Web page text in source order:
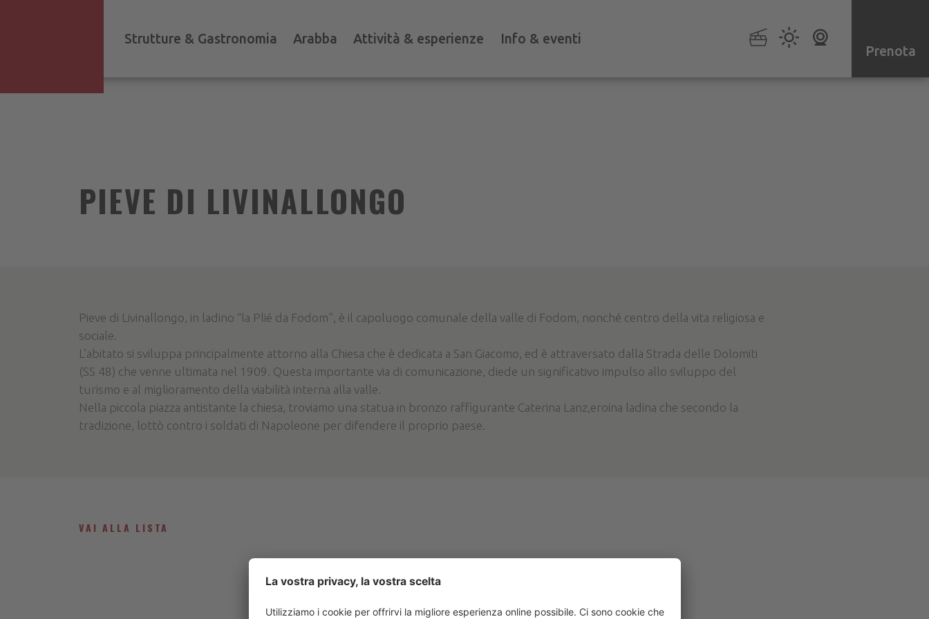
Strutture & Gastronomia Arabba Attività & esperienze
Info & eventi
Prenota
PIEVE DI LIVINALLONGO
Pieve di Livinallongo, in ladino “la Plié da Fodom”, è il capoluogo comunale della valle di Fodom, nonché centro della vita religiosa e
sociale.
L’abitato si sviluppa principalmente attorno alla Chiesa che è dedicata a San Giacomo, ed è attraversato dalla Strada delle Dolomiti
(SS 48) che venne ultimata nel 1909. Questa importante via di comunicazione, diede un significativo impulso allo sviluppo del
turismo e al miglioramento della viabilità interna alla valle.
Nella piccola piazza antistante la chiesa, troviamo una statua in bronzo raffigurante Caterina Lanz,eroina ladina che secondo la
tradizione, lottò contro i soldati di Napoleone per difendere il proprio paese.
VAI ALLA LISTA